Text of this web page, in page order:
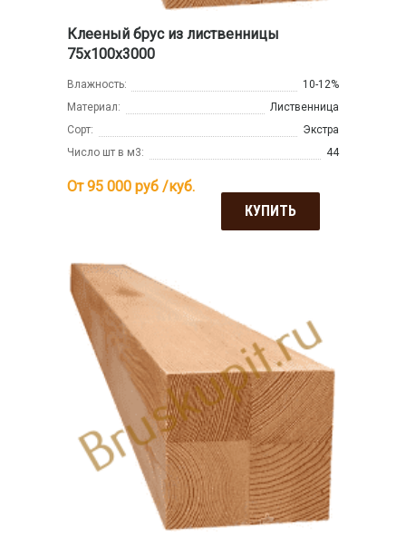
Клееный брус из лиственницы
75х100х3000
Влажность:
10-12%
Материал:
Лиственница
Сорт:
Экстра
Число шт в м3:
44
От 95 000 руб /куб.
КУПИТЬ